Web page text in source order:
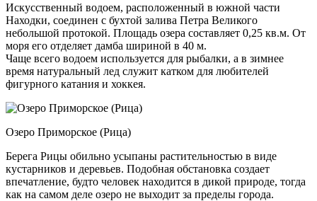
Искусственный водоем, расположенный в южной части
Находки, соединен с бухтой залива Петра Великого
небольшой протокой. Площадь озера составляет 0,25 кв.м. От
моря его отделяет дамба шириной в 40 м.
Чаще всего водоем используется для рыбалки, а в зимнее
время натуральный лед служит катком для любителей
фигурного катания и хоккея.
Озеро Приморское (Рица)
Берега Рицы обильно усыпаны растительностью в виде
кустарников и деревьев. Подобная обстановка создает
впечатление, будто человек находится в дикой природе, тогда
как на самом деле озеро не выходит за пределы города.